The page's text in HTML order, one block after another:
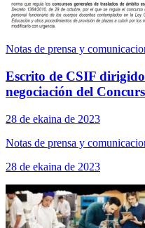
Notas de prensa y
Escrito de CSIF
negociación del
28 de ekaina de 2023
Notas de prensa y
28 de ekaina de 2023